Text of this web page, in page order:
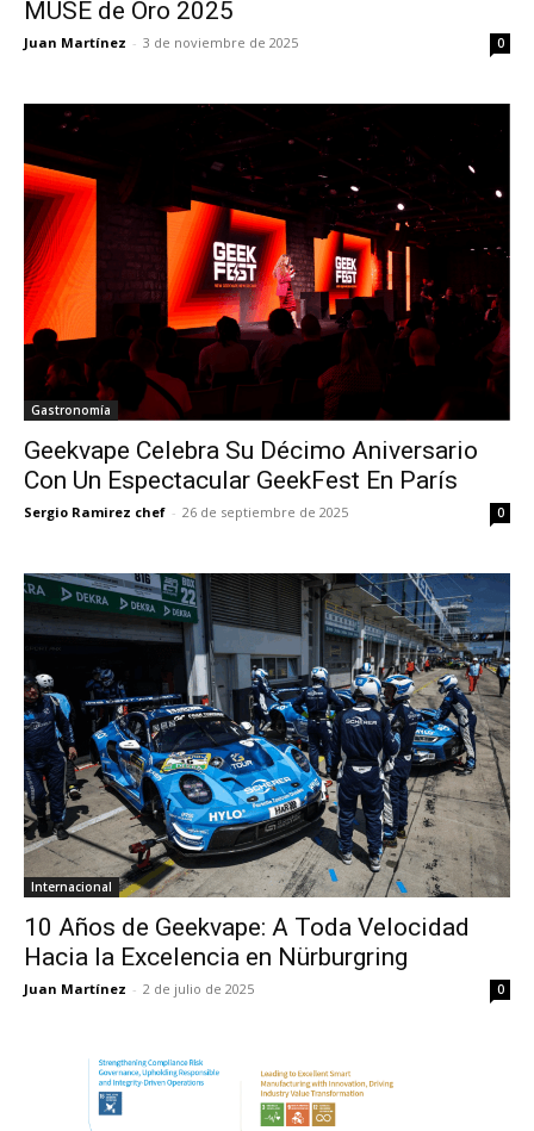
MUSE de Oro 2025
Juan Martínez - 3 de noviembre de 2025 0
Gastronomía
Geekvape Celebra Su Décimo Aniversario
Con Un Espectacular GeekFest En París
Sergio Ramirez chef - 26 de septiembre de 2025 0
Internacional
10 Años de Geekvape: A Toda Velocidad
Hacia la Excelencia en Nürburgring
Juan Martínez - 2 de julio de 2025 0